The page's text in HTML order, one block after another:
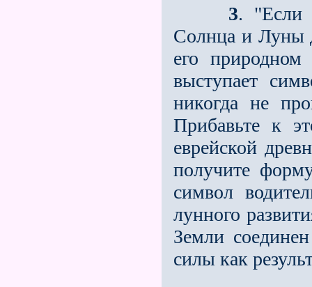
3. "Если
Солнца и Луны
его природном
выступает
никогда не
Прибавьте к
еврейской
получите
символ
лунного
Земли
силы как